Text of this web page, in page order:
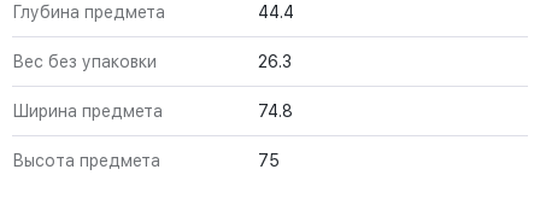
Глубина предмета 44.4
Вес без упаковки 26.3
Ширина предмета 74.8
Высота предмета 75